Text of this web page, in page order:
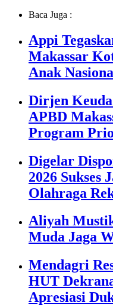
Baca Juga :
Appi
Makassar
Anak
Dirjen
APBD
Program
Digelar
2026 Sukses
Olahraga
Aliyah
Muda Jaga
Mendagri
HUT
Apresiasi